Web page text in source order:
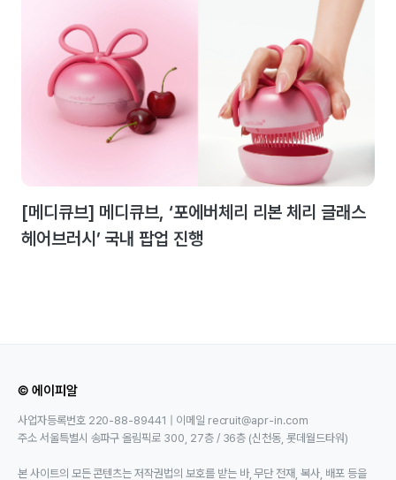
[메디큐브] 메디큐브, ‘포에버체리 리본 체리 글래스
헤어브러시’ 국내 팝업 진행
© 에이피알
사업자등록번호 220-88-89441 | 이메일 recruit@apr-in.com
주소 서울특별시 송파구 올림픽로 300, 27층 / 36층 (신천동, 롯데월드타워)
본 사이트의 모든 콘텐츠는 저작권법의 보호를 받는 바, 무단 전재, 복사, 배포 등을